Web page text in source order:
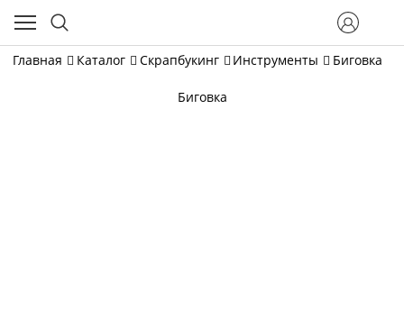
Главная Каталог Скрапбукинг Инструменты Биговка
Биговка